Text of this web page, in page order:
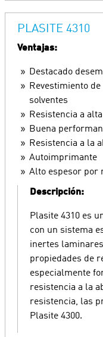
PLASITE 4310
Ventajas:
Destacado
Revestimiento
solventes
Resistencia a
Buena
Resistencia a la
Autoimprimante
Alto espesor por
Descripción:
Plasite 4310 es
con un sistema
inertes
propiedades de
especialmente
resistencia a la
resistencia, las
Plasite 4300.